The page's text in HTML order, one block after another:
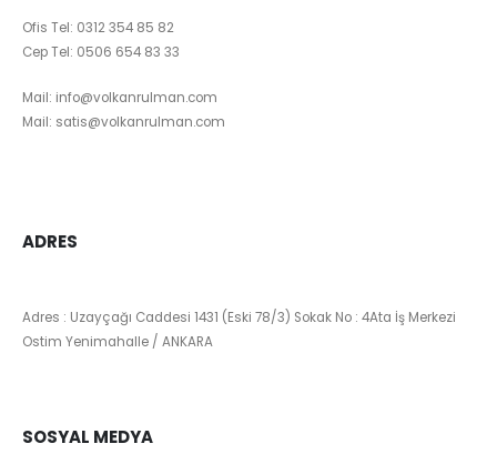
Ofis Tel: 0312 354 85 82
Cep Tel: 0506 654 83 33
Mail: info@volkanrulman.com
Mail: satis@volkanrulman.com
ADRES
Adres : Uzayçağı Caddesi 1431 (Eski 78/3) Sokak No : 4Ata İş Merkezi
Ostim Yenimahalle / ANKARA
SOSYAL MEDYA